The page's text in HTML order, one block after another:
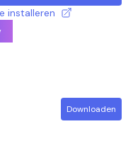
installeren
Downloaden